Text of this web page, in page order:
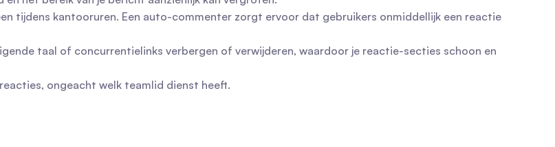
tijdens kantooruren. Een auto-commenter zorgt ervoor dat gebruikers onmiddellijk een reactie
taal of concurrentielinks verbergen of verwijderen, waardoor je reactie-secties schoon en
ongeacht welk teamlid dienst heeft.